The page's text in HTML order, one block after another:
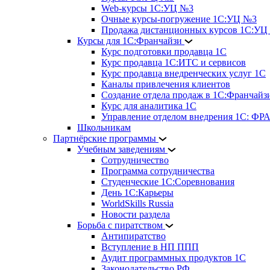
Web-курсы 1С:УЦ №3
Очные курсы-погружение 1С:УЦ №3
Продажа дистанционных курсов
Курсы для 1С:Франчайзи
Курс подготовки продавца 1С
Курс продавца 1С:ИТС и сервисов
Курс продавца внедренческих услуг 1С
Каналы привлечения клиентов
Создание отдела продаж в
Курс для аналитика 1С
Управление отделом внедрения 1С:
Школьникам
Партнёрские программы
Учебным заведениям
Сотрудничество
Программа сотрудничества
Студенческие 1С:Соревнования
День 1С:Карьеры
WorldSkills Russia
Новости раздела
Борьба с пиратством
Антипиратство
Вступление в НП ППП
Аудит программных продуктов 1С